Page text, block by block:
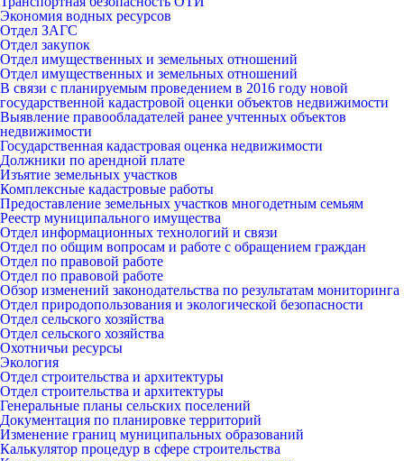
Экономия водных ресурсов
Отдел ЗАГС
Отдел закупок
Отдел имущественных и земельных отношений
Отдел имущественных и земельных отношений
В связи с планируемым проведением в 2016 году новой
государственной кадастровой оценки объектов недвижимости
Выявление правообладателей ранее учтенных объектов
недвижимости
Государственная кадастровая оценка недвижимости
Должники по арендной плате
Изъятие земельных участков
Комплексные кадастровые работы
Предоставление земельных участков многодетным семьям
Реестр муниципального имущества
Отдел информационных технологий и связи
Отдел по общим вопросам и работе с обращением граждан
Отдел по правовой работе
Отдел по правовой работе
Обзор изменений законодательства по результатам мониторинга
Отдел природопользования и экологической безопасности
Отдел сельского хозяйства
Отдел сельского хозяйства
Охотничьи ресурсы
Экология
Отдел строительства и архитектуры
Отдел строительства и архитектуры
Генеральные планы сельских поселений
Документация по планировке территорий
Изменение границ муниципальных образований
Калькулятор процедур в сфере строительства